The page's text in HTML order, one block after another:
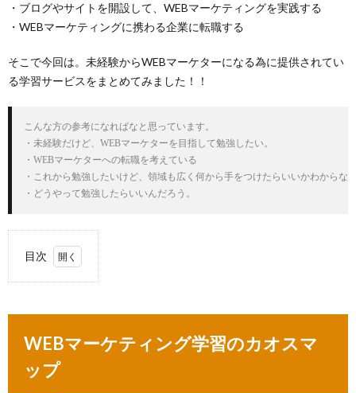
・ブログやサイトを開設して、WEBマーケティングを実践する
・WEBマーケティングに携わる企業に転職する
そこで今回は。未経験からWEBマーケターになる為に提供されてい
る学習サービスをまとめてみました！！
こんな方の参考になればなと思っています。
・未経験だけど、WEBマーケターを目指して勉強したい。
・WEBマーケターへの転職を考えている
・これから勉強したいけど、領域も広く何から手をつけたらいいかわからな
・どうやって勉強したらいいんだろう。
目次
1.
マー
ィン
習の
WEBマーケティング学習のカオスマ
ップ